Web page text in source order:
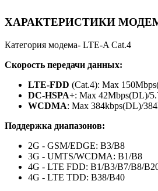
ХАРАКТЕРИСТИКИ
Категория модема- LTE-A Cat.4
Скорость передачи данных:
LTE-FDD (Cat.4): Max
DC-HSPA+: Max 42Mbps(DL)/
WCDMA: Max 384kbps(DL)/
Поддержка диапазонов:
2G - GSM/EDGE: В3/В8
3G - UMTS/WCDMA: B1/B8
4G - LTE FDD: B1/B3/B7/B8/
4G - LTE TDD: B38/B40